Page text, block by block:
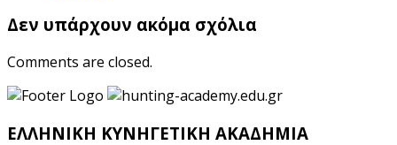
Δεν υπάρχουν ακόμα σχόλια
Comments are closed.
ΕΛΛΗΝΙΚΗ ΚΥΝΗΓΕΤΙΚΗ ΑΚΑΔΗΜΙΑ